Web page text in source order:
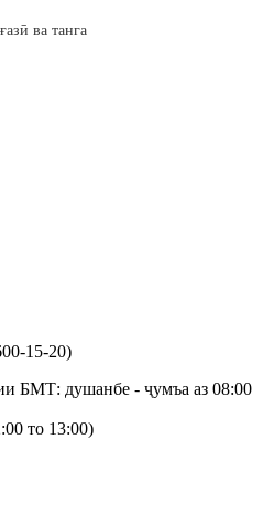
ва танга
15-20)
БМТ: душанбе - ҷумъа аз 08:00
то 13:00)